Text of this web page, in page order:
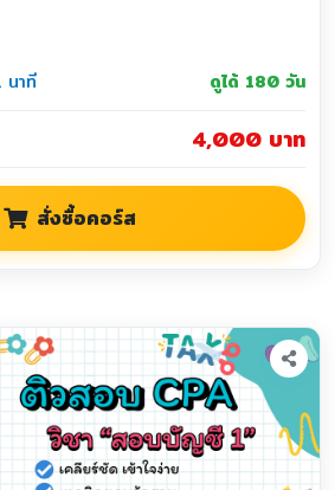
นาที ดูได้ 180 วัน
4,000 บาท
สั่งซื้อคอร์ส